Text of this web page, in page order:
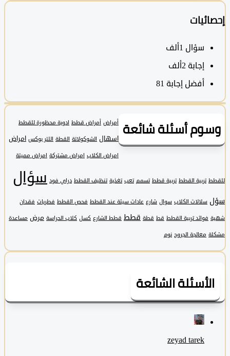
سؤال1ألف
‫إجابة 2ألف
أفضل إجابة 81
أسئلة شائعة أمراض قطط ادوية محظورة للقطط
اسهال الشوكولاتة القطة اللتر بوكس امراض
امراض الكلاب امراض مشتركة امراض مميتة
تربية القطط تربية قطط تسمم تعب تغذية تنظيف القطط دراي فود سؤال
سلالات الكلاب سوال شارع عادات سيئة عند القطط فحص القطط فطريات فقدان
فوائد تربية القطط قط قطة قطط قطط الشارع كسل كلاب الحراسة مرض مساعدة
معالجة الجروح نوم
الشائعة
zeyad ‎tarek